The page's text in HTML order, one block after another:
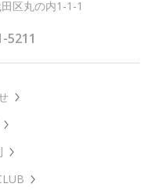
区丸の内1-1-1
5211